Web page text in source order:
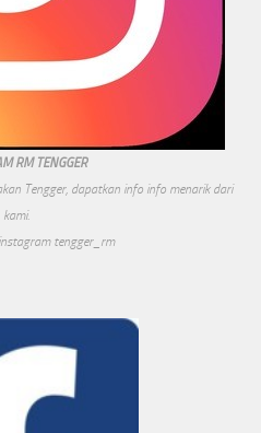
RM TENGGER
Tengger, dapatkan info info menarik dari
kami.
tengger_rm